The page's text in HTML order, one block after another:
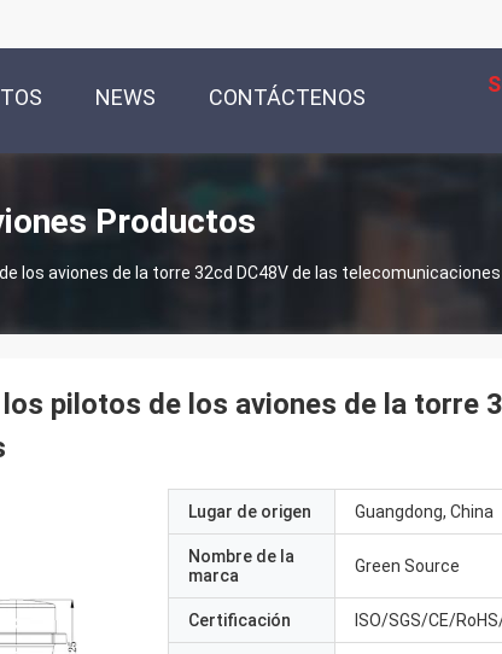
NEWS CONTÁCTENOS
Productos
los aviones de la torre 32cd DC48V de las telecomunicaciones
pilotos de los aviones de la torre
Lugar de origen Guangdong, China
Nombre de la
marca
Green Source
Certificación ISO/SGS/CE/